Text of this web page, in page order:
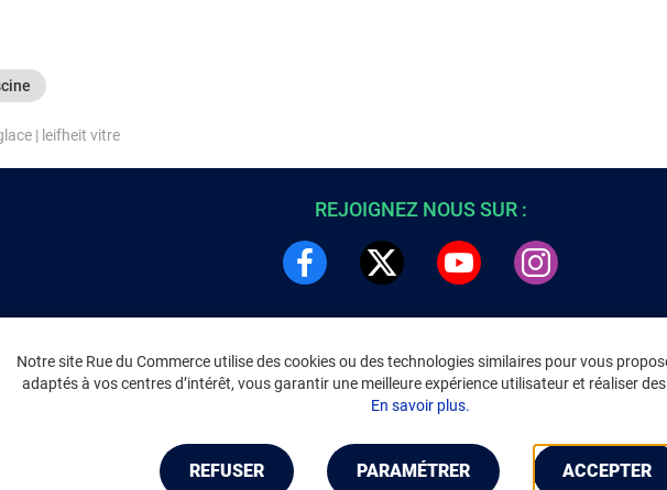
| leifheit vitre
Notre site Rue du Commerce utilise des cookies ou des technologies similaires pour vous
adaptés à vos centres d’intérêt, vous garantir une meilleure expérience utilisateur et réaliser
En savoir plus.
REFUSER PARAMÉTRER ACCEPTER
REJOIGNEZ NOUS SUR :
NOUS REJOINDRE
Vendez sur RDC
INFORMATIONS LÉGALES
Environnement
CGV/CGU Marketplace
Gérer mes cookies
Mentions légales